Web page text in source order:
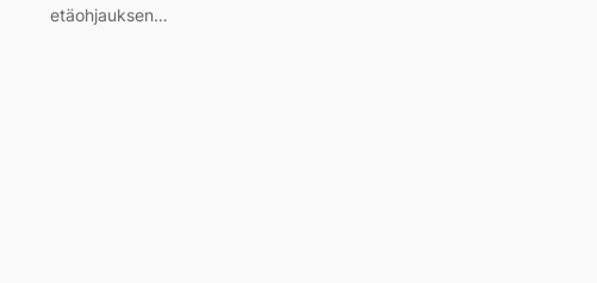
etäohjauksen…